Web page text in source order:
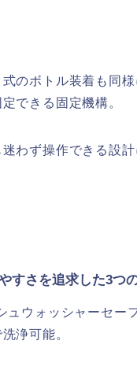
のボトル装着も同
できる固定機構。
わず操作できる設計
すさを追求した3つ
ュウォッシャーセー
浄可能。